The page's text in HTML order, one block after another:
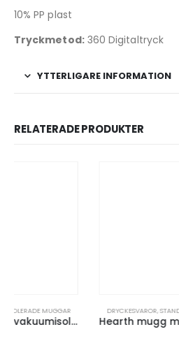
10% PP plast
Tryckmetod:360 Digitaltryck
YTTERLIGARE INFORMATION
RELATERADE PRODUKTER
DRYCKESVAROR STANDARDMUGGAR
Hearth mugg med underlägg i trä